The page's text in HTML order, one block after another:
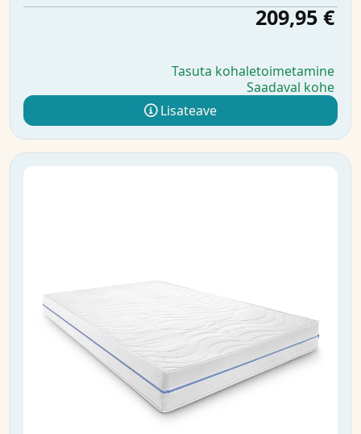
209,95 €
Tasuta kohaletoimetamine
Saadaval kohe
Lisateave